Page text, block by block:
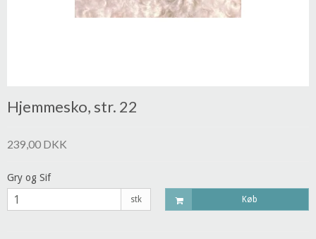
Hjemmesko, str. 22
239,00 DKK
Gry og Sif
stk Køb